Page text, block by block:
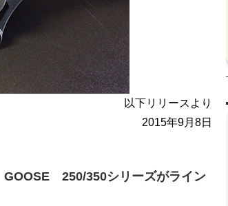
以下リリースより
2015年9月8日
250/350シリーズがライン